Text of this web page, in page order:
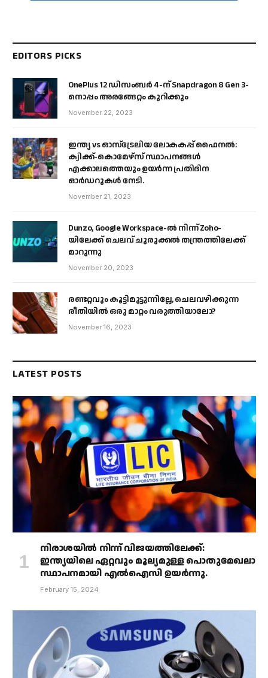
EDITORS PICKS
OnePlus 12 ഡിസംബർ 4-ന് Snapdragon 8 Gen 3-
നൊപ്പം അരങ്ങേറ്റം കുറിക്കും
November 22, 2023
ഇന്ത്യ vs ഓസ്‌ട്രേലിയ ലോകകപ്പ് ഫൈനൽ:
ക്വിക്ക്-കൊമേഴ്‌സ് സ്ഥാപനങ്ങൾ
എക്കാലത്തെയും ഉയർന്ന പ്രതിദിന
ഓർഡറുകൾ നേടി.
November 21, 2023
Dunzo, Google Workspace-ൽ നിന്ന് Zoho-
യിലേക്ക് ചെലവ് ചുരുക്കൽ തന്ത്രത്തിലേക്ക്
മാറുന്നു
November 20, 2023
രണ്ടറ്റവും കൂട്ടിമുട്ടുന്നില്ലേ, ചെലവഴിക്കുന്ന
രീതിയിൽ ഒരു മാറ്റം വരുത്തിയാലോ?
November 16, 2023
LATEST POSTS
നിരാശയിൽ നിന്ന് വിജയത്തിലേക്ക്:
ഇന്ത്യയിലെ ഏറ്റവും മൂല്യമുള്ള പൊതുമേഖലാ
സ്ഥാപനമായി എൽഐസി ഉയർന്നു.
February 15, 2024